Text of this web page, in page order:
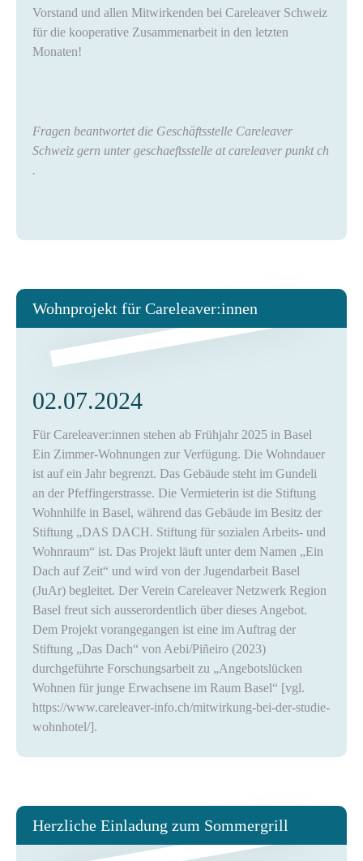
Vorstand und allen Mitwirkenden bei Careleaver Schweiz
für die kooperative Zusammenarbeit in den letzten
Monaten!
Fragen beantwortet die Geschäftsstelle Careleaver
Schweiz gern unter geschaeftsstelle at careleaver punkt ch
.
Wohnprojekt für Careleaver:innen
02.07.2024
Für Careleaver:innen stehen ab Frühjahr 2025 in Basel
Ein Zimmer-Wohnungen zur Verfügung. Die Wohndauer
ist auf ein Jahr begrenzt. Das Gebäude steht im Gundeli
an der Pfeffingerstrasse. Die Vermieterin ist die Stiftung
Wohnhilfe in Basel, während das Gebäude im Besitz der
Stiftung „DAS DACH. Stiftung für sozialen Arbeits- und
Wohnraum“ ist. Das Projekt läuft unter dem Namen „Ein
Dach auf Zeit“ und wird von der Jugendarbeit Basel
(JuAr) begleitet. Der Verein Careleaver Netzwerk Region
Basel freut sich ausserordentlich über dieses Angebot.
Dem Projekt vorangegangen ist eine im Auftrag der
Stiftung „Das Dach“ von Aebi/Piñeiro (2023)
durchgeführte Forschungsarbeit zu „Angebotslücken
Wohnen für junge Erwachsene im Raum Basel“ [vgl.
https://www.careleaver-info.ch/mitwirkung-bei-der-studie-
wohnhotel/].
Herzliche Einladung zum Sommergrill